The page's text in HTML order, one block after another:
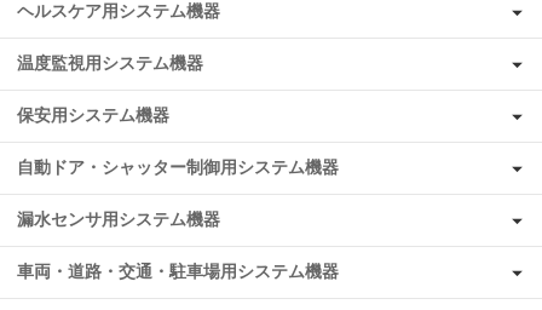
ヘルスケア用システム機器
温度監視用システム機器
保安用システム機器
自動ドア・シャッター制御用システム機器
漏水センサ用システム機器
車両・道路・交通・駐車場用システム機器